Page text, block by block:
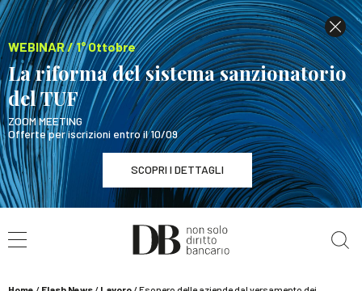
WEBINAR / 1° Ottobre
La riforma del sistema sanzionatorio
del TUF
ZOOM MEETING
Offerte per iscrizioni entro il 10/09
SCOPRI I DETTAGLI
WEBINAR / 1° Ottobre
La riforma del sistema sanzionatorio del TUF